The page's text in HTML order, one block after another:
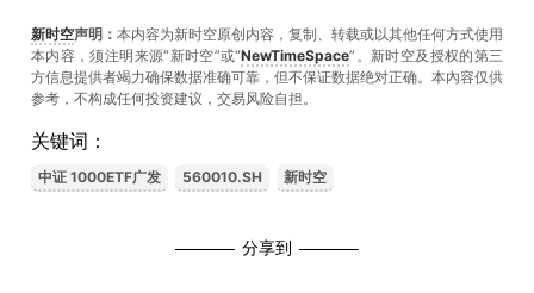
新时空声明： 本内容为新时空原创内容，复制、转载或以其他任何方式使用
本内容，须注明来源“新时空”或“NewTimeSpace”。新时空及授权的第三
方信息提供者竭力确保数据准确可靠，但不保证数据绝对正确。本內容仅供
参考，不构成任何投资建议，交易风险自担。
关键词：
中证 1000ETF广发 560010.SH 新时空
分享到